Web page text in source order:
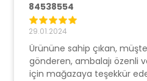
84538554
29.01.2024
Ürününe sahip çıkan,
gönderen, ambalajı özenli
için mağazaya teşekkür